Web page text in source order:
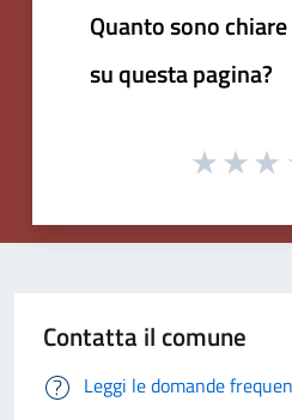
Quanto sono
su questa pagina?
Contatta il comune
Leggi le domande